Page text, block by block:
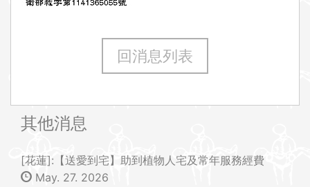
回消息列表
其他消息
[花蓮]:【送愛到宅】助到植物人宅及常年服務經費
May. 27. 2026